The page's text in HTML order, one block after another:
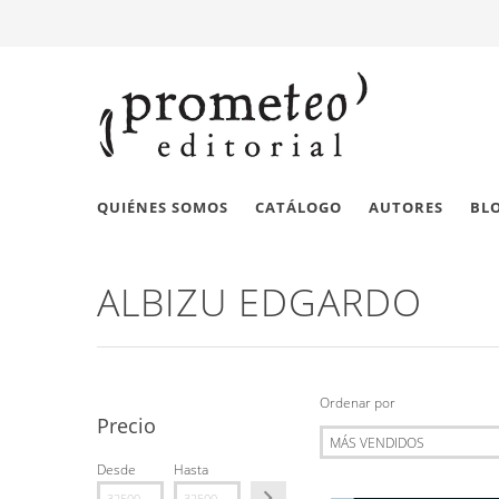
QUIÉNES SOMOS CATÁLOGO AUTORES
ALBIZU EDGARDO
Precio
Desde Hasta
Ordenar por